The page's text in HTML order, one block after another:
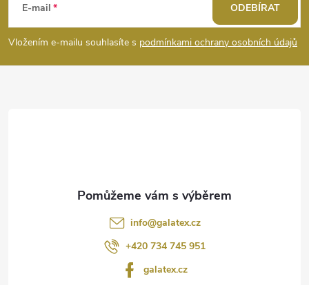
s
p
a
E-mail
Vložením e-mailu souhlasíte s podmínkami ochrany osobních údajů
ODEBÍRAT
info@galatex.cz
+420 734 745 951
galatex.cz